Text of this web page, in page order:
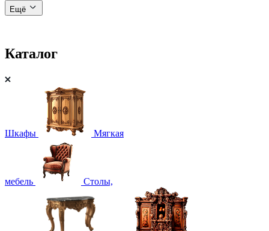
Ещё
Каталог
Шкафы Мягкая
мебель Столы,